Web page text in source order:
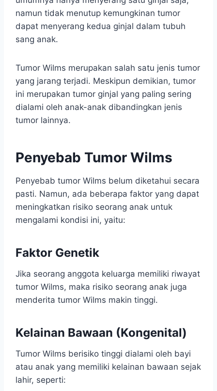
namun tidak menutup kemungkinan tumor
dapat menyerang kedua ginjal dalam tubuh
sang anak.
Tumor Wilms merupakan salah satu jenis tumor
yang jarang terjadi. Meskipun demikian, tumor
ini merupakan tumor ginjal yang paling sering
dialami oleh anak-anak dibandingkan jenis
tumor lainnya.
Penyebab Tumor Wilms
Penyebab tumor Wilms belum diketahui secara
pasti. Namun, ada beberapa faktor yang dapat
meningkatkan risiko seorang anak untuk
mengalami kondisi ini, yaitu:
Faktor Genetik
Jika seorang anggota keluarga memiliki riwayat
tumor Wilms, maka risiko seorang anak juga
menderita tumor Wilms makin tinggi.
Kelainan Bawaan (Kongenital)
Tumor Wilms berisiko tinggi dialami oleh bayi
atau anak yang memiliki kelainan bawaan sejak
lahir, seperti: